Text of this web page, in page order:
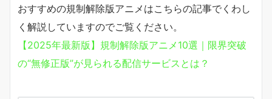
おすすめの規制解除版アニメはこちらの記事でくわし
く解説していますのでご覧ください。
【2025年最新版】規制解除版アニメ10選｜限界突破
の“無修正版”が見られる配信サービスとは？